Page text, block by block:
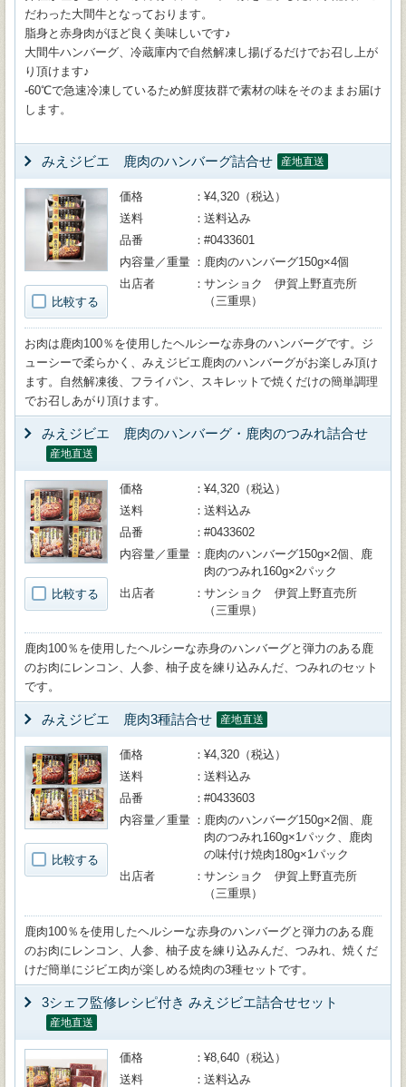
だわった大間牛となっております。
脂身と赤身肉がほど良く美味しいです♪
大間牛ハンバーグ、冷蔵庫内で自然解凍し揚げるだけでお召し上が
り頂けます♪
-60℃で急速冷凍しているため鮮度抜群で素材の味をそのままお届け
します。
みえジビエ 鹿肉のハンバーグ詰合せ 産地直送
比較する
価格
¥4,320（税込）
送料
送料込み
品番
#0433601
内容量／重量
鹿肉のハンバーグ150g×4個
出店者
サンショク 伊賀上野直売所
（三重県）
お肉は鹿肉100％を使用したヘルシーな赤身のハンバーグです。ジ
ューシーで柔らかく、みえジビエ鹿肉のハンバーグがお楽しみ頂け
ます。自然解凍後、フライパン、スキレットで焼くだけの簡単調理
でお召しあがり頂けます。
みえジビエ 鹿肉のハンバーグ・鹿肉のつみれ詰合せ
産地直送
比較する
価格
¥4,320（税込）
送料
送料込み
品番
#0433602
内容量／重量
鹿肉のハンバーグ150g×2個、鹿
肉のつみれ160g×2パック
出店者
サンショク 伊賀上野直売所
（三重県）
鹿肉100％を使用したヘルシーな赤身のハンバーグと弾力のある鹿
のお肉にレンコン、人参、柚子皮を練り込みんだ、つみれのセット
です。
みえジビエ 鹿肉3種詰合せ 産地直送
比較する
価格
¥4,320（税込）
送料
送料込み
品番
#0433603
内容量／重量
鹿肉のハンバーグ150g×2個、鹿
肉のつみれ160g×1パック、鹿肉
の味付け焼肉180g×1パック
出店者
サンショク 伊賀上野直売所
（三重県）
鹿肉100％を使用したヘルシーな赤身のハンバーグと弾力のある鹿
のお肉にレンコン、人参、柚子皮を練り込みんだ、つみれ、焼くだ
けだ簡単にジビエ肉が楽しめる焼肉の3種セットです。
3シェフ監修レシピ付き みえジビエ詰合せセット
産地直送
価格
¥8,640（税込）
送料
送料込み